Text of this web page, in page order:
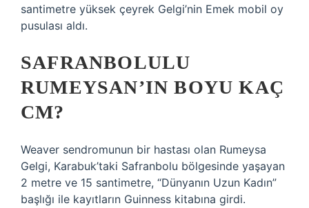
santimetre yüksek çeyrek Gelgi’nin Emek mobil oy
pusulası aldı.
SAFRANBOLULU
RUMEYSAN’IN BOYU KAÇ
CM?
Weaver sendromunun bir hastası olan Rumeysa
Gelgi, Karabuk’taki Safranbolu bölgesinde yaşayan
2 metre ve 15 santimetre, “Dünyanın Uzun Kadın”
başlığı ile kayıtların Guinness kitabına girdi.